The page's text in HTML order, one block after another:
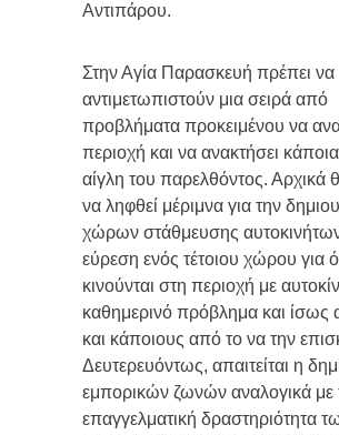
Αντιπάρου.
Στην Αγία Παρασκευή πρέπει να
αντιμετωπιστούν μια σειρά από
προβλήματα προκειμένου να
περιοχή και να ανακτήσει
αίγλη του παρελθόντος. Αρχικά
να ληφθεί μέριμνα για την
χώρων στάθμευσης
εύρεση ενός τέτοιου χώρου για
κινούνται στη περιοχή με
καθημερινό πρόβλημα και ίσως
και κάποιους από το να την
Δευτερευόντως, απαιτείται η
εμπορικών ζωνών αναλογικά με
επαγγελματική δραστηριότητα